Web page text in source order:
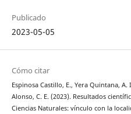
Publicado
2023-05-05
Cómo citar
Espinosa Castillo, E., Yera Quintana,
Alonso, C. E. (2023). Resultados
Ciencias Naturales: vínculo con la